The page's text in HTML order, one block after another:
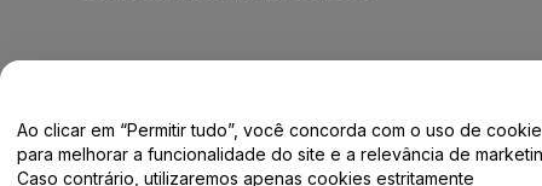
Direito Autoral © viagogo GmbH 2026 Informação da Empresa
O uso deste site constitui aceitação dos
Termos e Condições
e da
Política de Privacidade
Ao clicar em “Permitir tudo”, você concorda com o uso de
para melhorar a funcionalidade do site e a relevância de
Caso contrário, utilizaremos apenas cookies estritamente